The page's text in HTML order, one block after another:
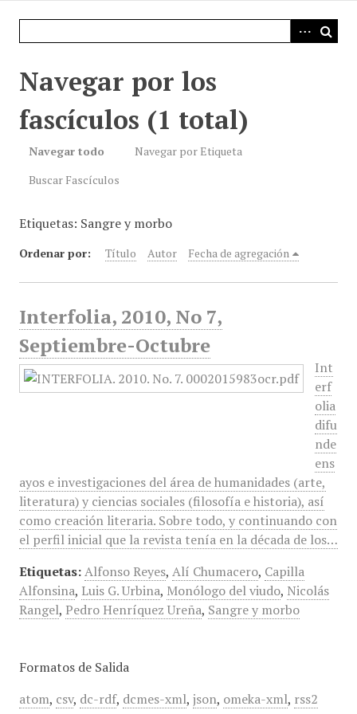
Navegar por los
fascículos (1 total)
Navegar todo
Navegar por Etiqueta
Buscar Fascículos
Etiquetas: Sangre y morbo
Ordenar por: Título Autor Fecha de agregación
Interfolia, 2010, No 7,
Septiembre-Octubre
Int
erf
olia
difu
nde
ens
ayos e investigaciones del área de humanidades (arte,
literatura) y ciencias sociales (filosofía e historia), así
como creación literaria. Sobre todo, y continuando con
el perfil inicial que la revista tenía en la década de los…
Etiquetas: Alfonso Reyes, Alí Chumacero, Capilla
Alfonsina, Luis G. Urbina, Monólogo del viudo, Nicolás
Rangel, Pedro Henríquez Ureña, Sangre y morbo
Formatos de Salida
atom, csv, dc-rdf, dcmes-xml, json, omeka-xml, rss2